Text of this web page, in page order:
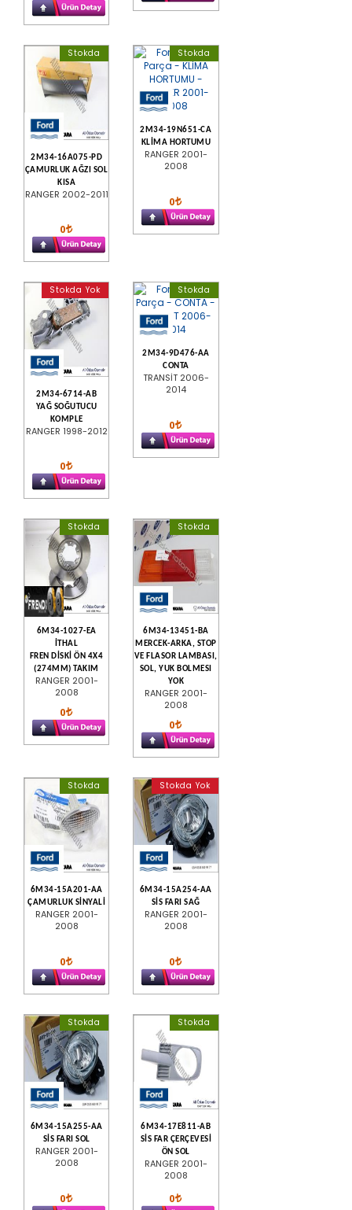
Stokda
2M34-16A075-PD
ÇAMURLUK AĞZI SOL
KISA
RANGER 2002-2011
0
Stokda
2M34-19N651-CA
KLİMA HORTUMU
RANGER 2001-
2008
0
Stokda Yok
2M34-6714-AB
YAĞ SOĞUTUCU
KOMPLE
RANGER 1998-2012
0
Stokda
2M34-9D476-AA
CONTA
TRANSİT 2006-
2014
0
Stokda
6M34-1027-EA
İTHAL
FREN DİSKİ ÖN 4X4
(274MM) TAKIM
RANGER 2001-
2008
0
Stokda
6M34-13451-BA
MERCEK-ARKA, STOP
VE FLASOR LAMBASI,
SOL, YUK BOLMESI
YOK
RANGER 2001-
2008
0
Stokda
6M34-15A201-AA
ÇAMURLUK SİNYALİ
RANGER 2001-
2008
0
Stokda Yok
6M34-15A254-AA
SİS FARI SAĞ
RANGER 2001-
2008
0
Stokda
6M34-15A255-AA
SİS FARI SOL
RANGER 2001-
2008
0
Stokda
6M34-17E811-AB
SİS FAR ÇERÇEVESİ
ÖN SOL
RANGER 2001-
2008
0